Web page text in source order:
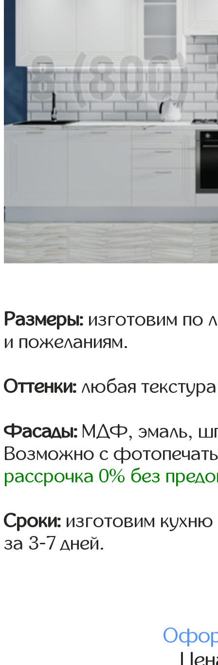
Размеры: изготовим
и пожеланиям.
Оттенки: любая
Фасады: МДФ, эмаль,
Возможно с
рассрочка 0% без
Сроки: изготовим
за 3-7 дней.